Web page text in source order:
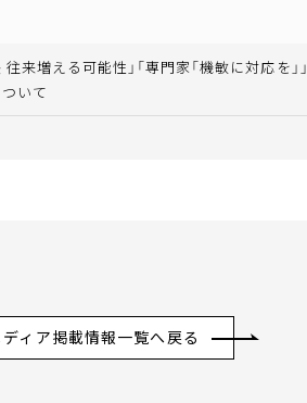
来増える可能性」「専門家「機敏に対応を」」
いて
ディア掲載情報一覧へ戻る